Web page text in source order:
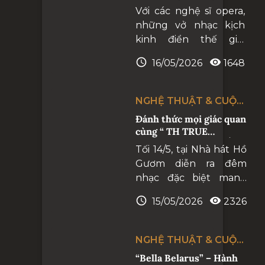
hứng của các nghệ sĩ
Với các nghệ sĩ opera,
những vở nhạc kịch
kinh điển thế giới
chí với những khán giả
lâm cũng rất nhiều
người thuộc nằm lòng
giai điệu: Do You Hear
the People Sing, One
Day More, Belle, The
Music of the Night. Vậy
Musical Night được
làm mới như thế nào
từ những cốt truyện,
vào lịch sử nghệ thuật
thế giới?
16/05/2026 1648
NGHỆ THUẬT & CUỘC
SỐNG
Đánh thức mọi giác quan
cùng “ TH TRUE
CONCERT - TÌNH ĐẤT”
Tối 14/5, tại Nhà hát Hồ
Gươm diễn ra đêm
nhạc đặc biệt mang
Tình Đất”. Sự kiện
một bản hoà ca tri ân
đầy xúc động gửi tới
15/05/2026 2326
NGHỆ THUẬT & CUỘC
SỐNG
“Bella Belarus” – Hành